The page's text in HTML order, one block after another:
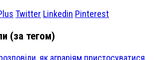
Twitter Linkedin Pinterest
(за тегом)